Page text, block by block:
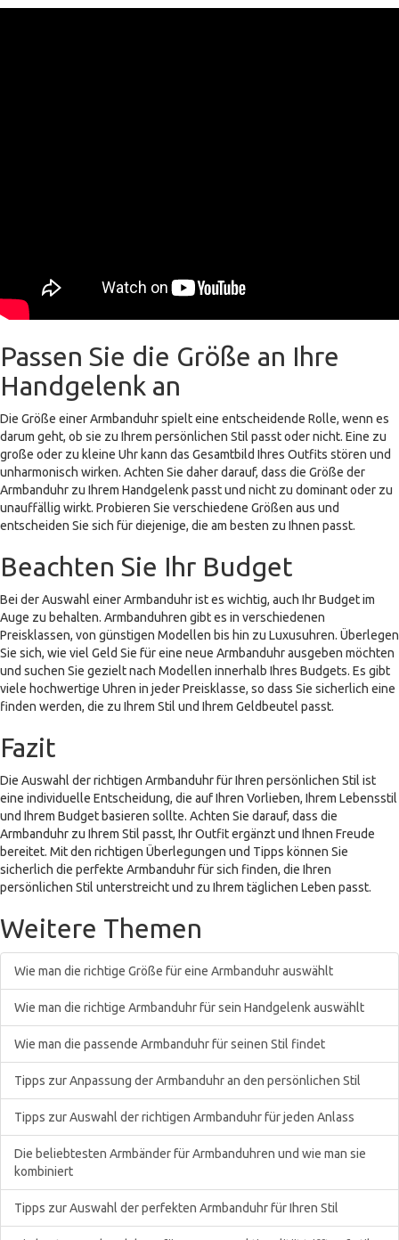
Passen Sie die Größe an Ihre
Handgelenk an
Die Größe einer Armbanduhr spielt eine entscheidende Rolle, wenn es
darum geht, ob sie zu Ihrem persönlichen Stil passt oder nicht. Eine zu
große oder zu kleine Uhr kann das Gesamtbild Ihres Outfits stören und
unharmonisch wirken. Achten Sie daher darauf, dass die Größe der
Armbanduhr zu Ihrem Handgelenk passt und nicht zu dominant oder zu
unauffällig wirkt. Probieren Sie verschiedene Größen aus und
entscheiden Sie sich für diejenige, die am besten zu Ihnen passt.
Beachten Sie Ihr Budget
Bei der Auswahl einer Armbanduhr ist es wichtig, auch Ihr Budget im
Auge zu behalten. Armbanduhren gibt es in verschiedenen
Preisklassen, von günstigen Modellen bis hin zu Luxusuhren. Überlegen
Sie sich, wie viel Geld Sie für eine neue Armbanduhr ausgeben möchten
und suchen Sie gezielt nach Modellen innerhalb Ihres Budgets. Es gibt
viele hochwertige Uhren in jeder Preisklasse, so dass Sie sicherlich eine
finden werden, die zu Ihrem Stil und Ihrem Geldbeutel passt.
Fazit
Die Auswahl der richtigen Armbanduhr für Ihren persönlichen Stil ist
eine individuelle Entscheidung, die auf Ihren Vorlieben, Ihrem Lebensstil
und Ihrem Budget basieren sollte. Achten Sie darauf, dass die
Armbanduhr zu Ihrem Stil passt, Ihr Outfit ergänzt und Ihnen Freude
bereitet. Mit den richtigen Überlegungen und Tipps können Sie
sicherlich die perfekte Armbanduhr für sich finden, die Ihren
persönlichen Stil unterstreicht und zu Ihrem täglichen Leben passt.
Weitere Themen
Wie man die richtige Größe für eine Armbanduhr auswählt
Wie man die richtige Armbanduhr für sein Handgelenk auswählt
Wie man die passende Armbanduhr für seinen Stil findet
Tipps zur Anpassung der Armbanduhr an den persönlichen Stil
Tipps zur Auswahl der richtigen Armbanduhr für jeden Anlass
Die beliebtesten Armbänder für Armbanduhren und wie man sie
kombiniert
Tipps zur Auswahl der perfekten Armbanduhr für Ihren Stil